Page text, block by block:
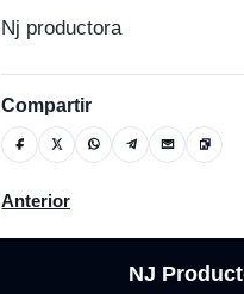
Nj productora
Compartir
Artículo anterior: Defensa
Anterior
NJ